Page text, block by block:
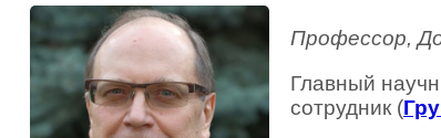
Профессор,
Главный
сотрудник (